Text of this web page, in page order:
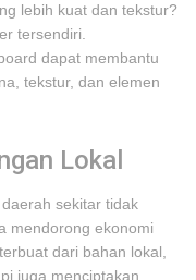
lebih kuat dan tekstur?
tersendiri.
dapat membantu
tekstur, dan elemen
Lokal
sekitar tidak
mendorong ekonomi
dari bahan lokal,
juga menciptakan